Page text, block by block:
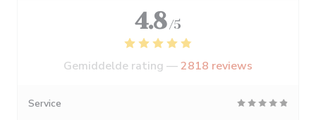
4.8 /5
Gemiddelde rating —2818 reviews
Service